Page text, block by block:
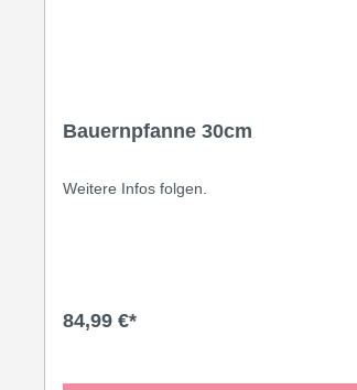
Bauernpfanne 30cm
Weitere Infos folgen.
84,99 €*